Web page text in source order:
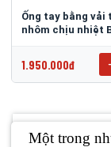
Ống tay bằng vải
nhôm chịu nhiệt
1.950.000đ
Một trong